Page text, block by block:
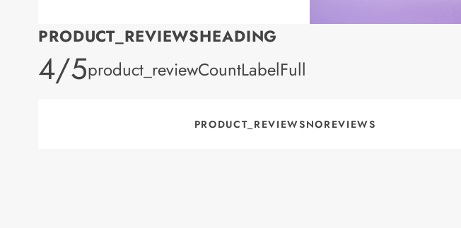
PRODUCT_REVIEWSHEADING
product_rating
4/5product_reviewCountLabelFull
PRODUCT_REVIEWSNOREVIEWS